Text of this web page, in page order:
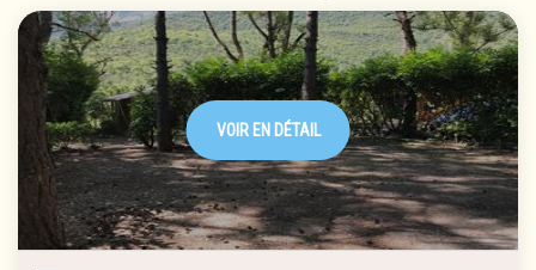
VOIR EN DÉTAIL